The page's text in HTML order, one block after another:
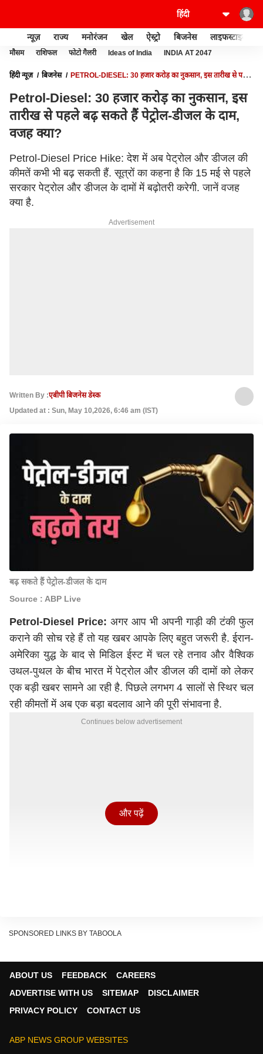
न्यूज़ राज्य मनोरंजन खेल ऐस्ट्रो बिजनेस लाइफस्टाइल
मौसम राशिफल फोटो गैलरी Ideas of India INDIA AT 2047
हिंदी न्यूज़ बिजनेस
PETROL-DIESEL: 30 हजार करोड़ का नुकसान, इस तारीख से पहले
Petrol-Diesel: 30 हजार करोड़ का नुकसान, इस
तारीख से पहले बढ़ सकते हैं पेट्रोल-डीजल के दाम,
वजह क्या?
Petrol-Diesel Price Hike: देश में अब पेट्रोल और डीजल की
कीमतें कभी भी बढ़ सकती हैं. सूत्रों का कहना है कि 15 मई से पहले
सरकार पेट्रोल और डीजल के दामों में बढ़ोतरी करेगी. जानें वजह
क्या है.
Advertisement
Written By :एबीपी बिजनेस डेस्क
Updated at : Sun, May 10,2026, 6:46 am (IST)
बढ़ सकते हैं पेट्रोल-डीजल के दाम
Source : ABP Live
Petrol-Diesel Price: अगर आप भी अपनी गाड़ी की टंकी फुल
कराने की सोच रहे हैं तो यह खबर आपके लिए बहुत जरूरी है. ईरान-
अमेरिका युद्ध के बाद से मिडिल ईस्ट में चल रहे तनाव और वैश्विक
उथल-पुथल के बीच भारत में पेट्रोल और डीजल की दामों को लेकर
एक बड़ी खबर सामने आ रही है. पिछले लगभग 4 सालों से स्थिर चल
रही कीमतों में अब एक बड़ा बदलाव आने की पूरी संभावना है.
Continues below advertisement
कीमतों में आया भारी उछाल. कुछ समय पहले तक जो कच्चा तेल 70
और पढ़ें
SPONSORED LINKS BY TABOOLA
ABOUT US FEEDBACK
CAREERS
ADVERTISE WITH US
SITEMAP
DISCLAIMER
PRIVACY POLICY
CONTACT US
ABP NEWS GROUP WEBSITES